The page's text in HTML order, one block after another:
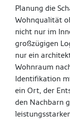
Planung die
Wohnqualität
nicht nur im
großzügigen
nur ein
Wohnraum
Identifikation
ein Ort, der
den Nachbarn